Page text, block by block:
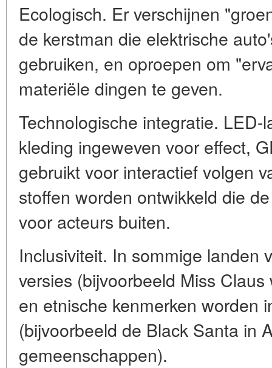
Ecologisch. Er verschijnen
de kerstman die elektrische
gebruiken, en oproepen om
materiële dingen te geven.
Technologische integratie.
kleding ingeweven voor effect,
gebruikt voor interactief volgen
stoffen worden ontwikkeld die
voor acteurs buiten.
Inclusiviteit. In sommige landen
versies (bijvoorbeeld Miss
en etnische kenmerken worden
(bijvoorbeeld de Black Santa in
gemeenschappen).